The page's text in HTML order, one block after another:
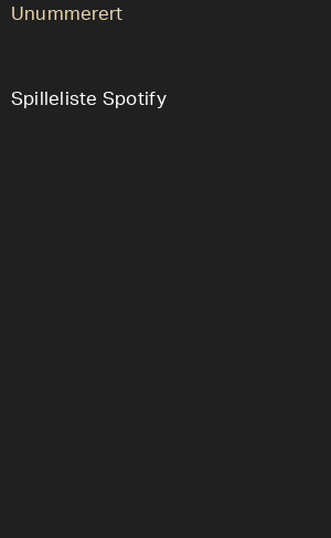
Unummerert
Spilleliste Spotify